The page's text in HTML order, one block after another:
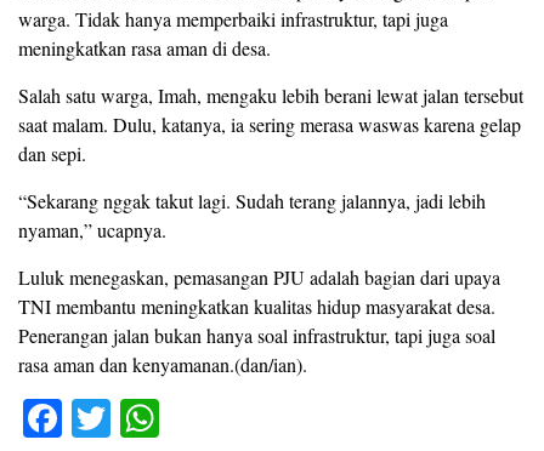
warga. Tidak hanya memperbaiki infrastruktur, tapi juga
meningkatkan rasa aman di desa.
Salah satu warga, Imah, mengaku lebih berani lewat jalan tersebut
saat malam. Dulu, katanya, ia sering merasa waswas karena gelap
dan sepi.
“Sekarang nggak takut lagi. Sudah terang jalannya, jadi lebih
nyaman,” ucapnya.
Luluk menegaskan, pemasangan PJU adalah bagian dari upaya
TNI membantu meningkatkan kualitas hidup masyarakat desa.
Penerangan jalan bukan hanya soal infrastruktur, tapi juga soal
rasa aman dan kenyamanan.(dan/ian).
F
T